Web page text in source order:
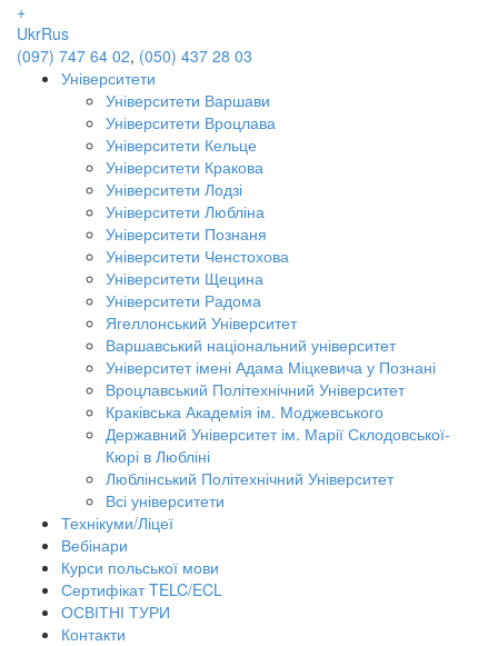
+
UkrRus
(097) 747 64 02, (050) 437 28 03
Університети
Університети Варшави
Університети Вроцлава
Університети Кельце
Університети Кракова
Університети Лодзі
Університети Любліна
Університети Познаня
Університети Ченстохова
Університети Щецина
Університети Радома
Ягеллонський Університет
Варшавський національний університет
Університет імені Адама Міцкевича у Познані
Вроцлавський Політехнічний Університет
Краківська Академія ім. Моджевського
Державний Університет ім. Марії Склодовської-
Кюрі в Любліні
Люблінський Політехнічний Університет
Всі університети
Технікуми/Ліцеї
Вебінари
Курси польської мови
Сертифікат TELC/ECL
ОСВІТНІ ТУРИ
Контакти